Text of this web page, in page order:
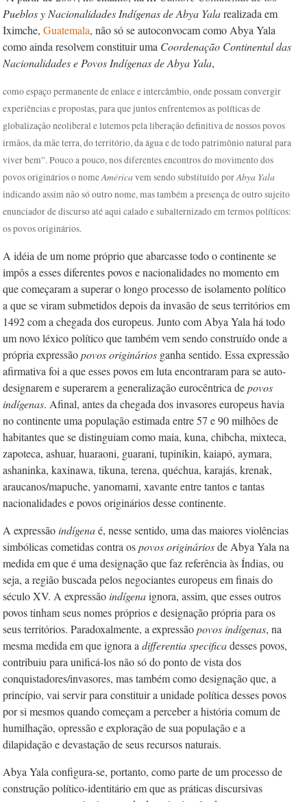
Pueblos y Nacionalidades Indígenas de Abya Yalarealizada em
Iximche, Guatemala, não só se autoconvocam como Abya Yala
como ainda resolvem constituir uma Coordenação Continental das
Nacionalidades e Povos Indígenas de Abya Yala,
como espaço permanente de enlace e intercâmbio, onde possam convergir
experiências e propostas, para que juntos enfrentemos as políticas de
globalização neoliberal e lutemos pela liberação definitiva de nossos povos
irmãos, da mãe terra, do território, da água e de todo patrimônio natural para
viver bem”. Pouco a pouco, nos diferentes encontros do movimento dos
povos originários o nomeAméricavem sendo substituído porAbya Yala
indicando assim não só outro nome, mas também a presença de outro sujeito
enunciador de discurso até aqui calado e subalternizado em termos políticos:
os povos originários.
A idéia de um nome próprio que abarcasse todo o continente se
impôs a esses diferentes povos e nacionalidades no momento em
que começaram a superar o longo processo de isolamento político
a que se viram submetidos depois da invasão de seus territórios em
1492 com a chegada dos europeus. Junto com Abya Yala há todo
um novo léxico político que também vem sendo construído onde a
própria expressãopovos originários ganha sentido. Essa expressão
afirmativa foi a que esses povos em luta encontraram para se auto-
designarem e superarem a generalização eurocêntrica depovos
indígenas. Afinal, antes da chegada dos invasores europeus havia
no continente uma população estimada entre 57 e 90 milhões de
habitantes que se distinguiam como maia, kuna, chibcha, mixteca,
zapoteca, ashuar, huaraoni, guarani, tupinikin, kaiapó, aymara,
ashaninka, kaxinawa, tikuna, terena, quéchua, karajás, krenak,
araucanos/mapuche, yanomami, xavante entre tantos e tantas
nacionalidades e povos originários desse continente.
A expressãoindígenaé, nesse sentido, uma das maiores violências
simbólicas cometidas contra ospovos origináriosde Abya Yala na
medida em que é uma designação que faz referência às Índias, ou
seja, a região buscada pelos negociantes europeus em finais do
século XV. A expressãoindígenaignora, assim, que esses outros
povos tinham seus nomes próprios e designação própria para os
seus territórios. Paradoxalmente, a expressãopovos indígenas, na
mesma medida em que ignora a differentia specificadesses povos,
contribuiu para unificá-los não só do ponto de vista dos
conquistadores/invasores, mas também como designação que, a
princípio, vai servir para constituir a unidade política desses povos
por si mesmos quando começam a perceber a história comum de
humilhação, opressão e exploração de sua população e a
dilapidação e devastação de seus recursos naturais.
Abya Yala configura-se, portanto, como parte de um processo de
construção político-identitário em que as práticas discursivas